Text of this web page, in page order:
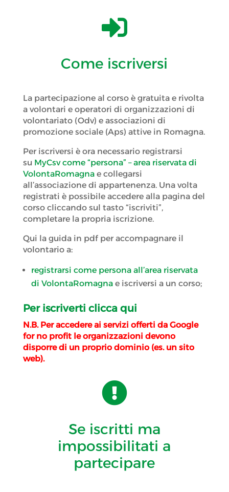

Come iscriversi
La partecipazione al corso è gratuita e rivolta
a volontari e operatori di organizzazioni di
volontariato (Odv) e associazioni di
promozione sociale (Aps) attive in Romagna.
Per iscriversi è ora necessario registrarsi
su MyCsv come “persona” – area riservata di
VolontaRomagnae collegarsi
all’associazione di appartenenza. Una volta
registrati è possibile accedere alla pagina del
corso cliccando sul tasto “iscriviti”,
completare la propria iscrizione.
Qui la guida in pdf per accompagnare il
volontario a:
registrarsi come persona all’area riservata
di VolontaRomagnae iscriversi a un corso;
Per iscriverti clicca qui
N.B. Per accedere ai servizi offerti da Google
for no profit le organizzazioni devono
disporre di un proprio dominio (es. un sito
web).

Se iscritti ma
impossibilitati a
partecipare